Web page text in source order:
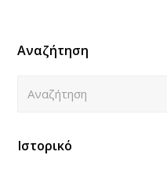
Αναζήτηση
Ιστορικό